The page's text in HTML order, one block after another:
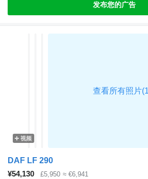
发布您的广告
视频
DAF LF 290
¥54,130
£5,950 ≈ €6,941